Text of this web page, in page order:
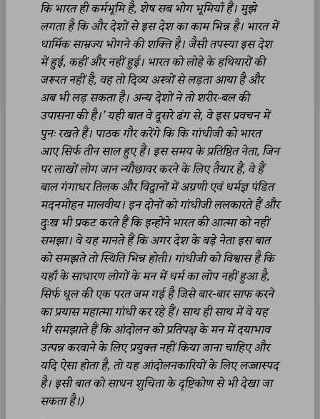
कि भारत ही कर्मभूमि है, शेष सब भोग भूमियाँ हैं। मुझे
लगता है कि और देशों से इस देश का काम भिन्न है। भारत में
धार्मिक साम्रज्य भोगने की शक्ति है। जैसी तपस्या इस देश
में हुई, कहीं और नहीं हुई। भारत को लोहे के हथियारों की
जरूरत नहीं है, वह तो दिव्य अस्त्रों से लड़ता आया है और
अब भी लड़ सकता है। अन्य देशों ने तो शरीर-बल की
उपासना की है।’ यही बात वे दूसरे ढंग से, वे इस प्रवचन में
पुनः रखते हैं। पाठक गौर करेंगे कि कि गांधीजी को भारत
आए सिर्फ तीन साल हुए हैं। इस समय के प्रतिष्ठित नेता, जिन
पर लाखों लोग जान न्यौछावर करने के लिए तैयार हैं, वे हैं
बाल गंगाधर तिलक और विद्वानों में अग्रणी एवं धर्मज्ञ पंडित
मदनमोहन मालवीय। इन दोनों को गांधीजी ललकारते हैं और
दुःख भी प्रकट करते हैं कि इन्होंने भारत की आत्मा को नहीं
समझा। वे यह मानते हैं कि अगर देश के बड़े नेता इस बात
को समझते तो स्थिति भिन्न होती। गांधीजी को विश्वास है कि
यहाँ के साधारण लोगों के मन में धर्म का लोप नहीं हुआ है,
सिर्फ धूल की एक परत जम गई है जिसे बार-बार साफ करने
का प्रयास महात्मा गांधी कर रहे हैं। साथ ही साथ में वे यह
भी समझाते हैं कि आंदोलन को प्रतिपक्ष के मन में दयाभाव
उत्पन्न करवाने के लिए प्रयुक्त नहीं किया जाना चाहिए और
यदि ऐसा होता है, तो यह आंदोलनकारियों के लिए लज्जास्पद
है। इसी बात को साधन शुचिता के दृष्टिकोण से भी देखा जा
सकता है।)